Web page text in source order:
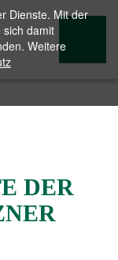
Dienste. Mit der
sich damit
Weitere
DER